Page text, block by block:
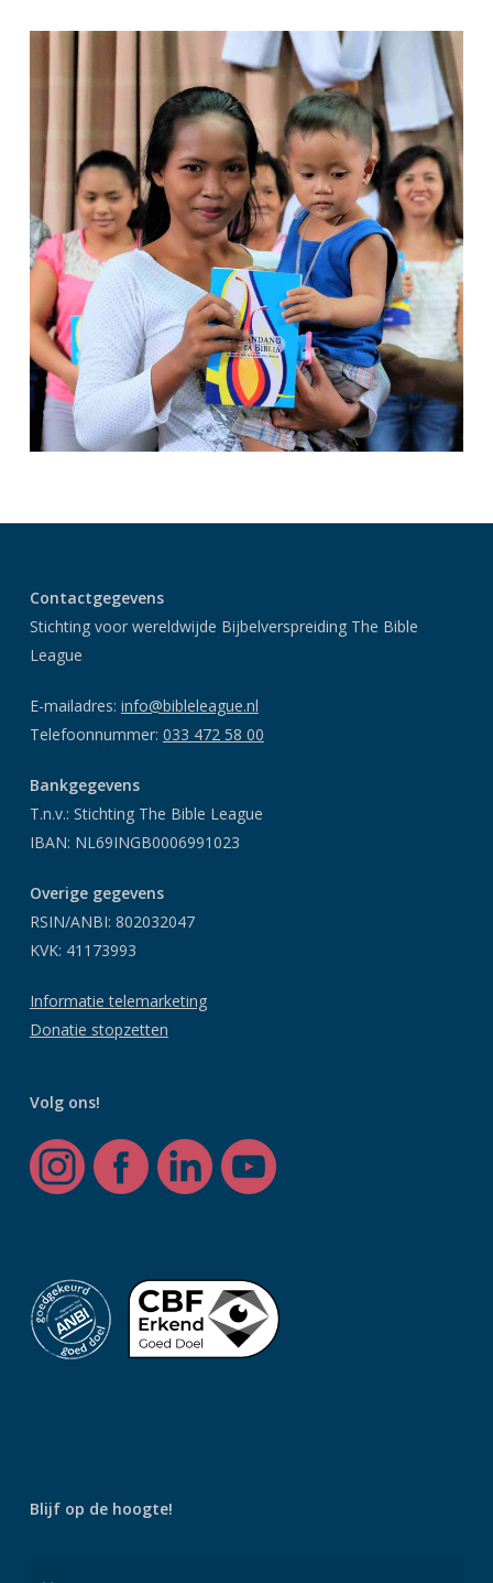
Contactgegevens
Stichting voor wereldwijde Bijbelverspreiding The Bible
League
E-mailadres: info@bibleleague.nl
Telefoonnummer: 033 472 58 00
Bankgegevens
T.n.v.: Stichting The Bible League
IBAN: NL69INGB0006991023
Overige gegevens
RSIN/ANBI: 802032047
KVK: 41173993
Informatie telemarketing
Donatie stopzetten
Volg ons!
Blijf op de hoogte!